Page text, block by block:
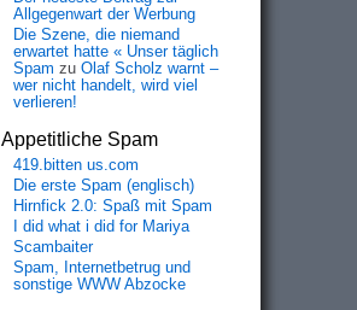
Allgegenwart der Werbung
Die Szene, die niemand
erwartet hatte « Unser täglich
Spam zu Olaf Scholz warnt –
wer nicht handelt, wird viel
verlieren!
Appetitliche Spam
419.bitten us.com
Die erste Spam (englisch)
Hirnfick 2.0: Spaß mit Spam
I did what i did for Mariya
Scambaiter
Spam, Internetbetrug und
sonstige WWW Abzocke